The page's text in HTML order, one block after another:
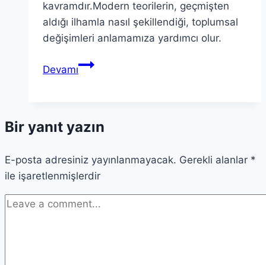
kavramdır.Modern teorilerin, geçmişten
aldığı ilhamla nasıl şekillendiği, toplumsal
değişimleri anlamamıza yardımcı olur.
DevamıTeori:
Etkiliyor?
Bir yanıt yazın
E-posta adresiniz yayınlanmayacak. Gerekli alanlar *
ile işaretlenmişlerdir